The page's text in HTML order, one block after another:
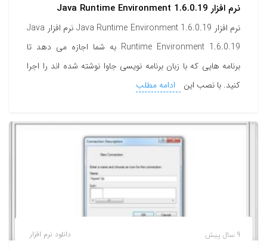
نرم افزار Java Runtime Environment 1.6.0.19
نرم افزار Java Runtime Environment 1.6.0.19 نرم افزار Java
Runtime Environment 1.6.0.19 به شما اجازه می دهد تا
برنامه هایی که با زبان برنامه نویسی جاوا نوشته شده اند را اجرا
کنید. با نصب این
ادامه مطلب
دانلود نرم افزار 9 سال پیش